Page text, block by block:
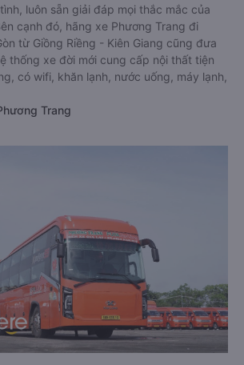
luôn sẵn giải đáp mọi thắc mắc của
cạnh đó, hãng xe Phương Trang đi
từ Giồng Riềng - Kiên Giang cũng đưa
thống xe đời mới cung cấp nội thất tiện
có wifi, khăn lạnh, nước uống, máy lạnh,
Trang